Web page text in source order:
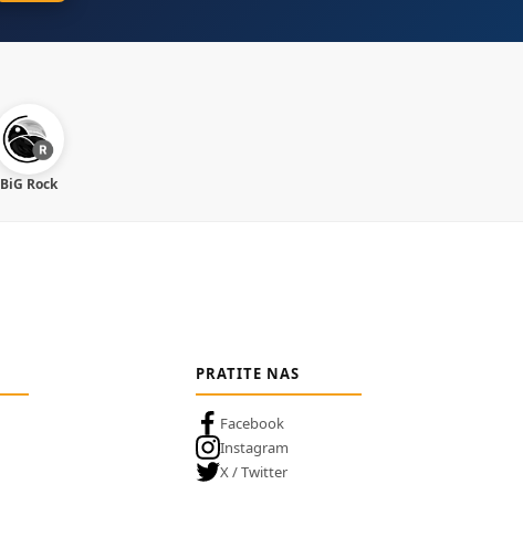
BiG Rock
PRATITE NAS
Facebook
Instagram
X / Twitter